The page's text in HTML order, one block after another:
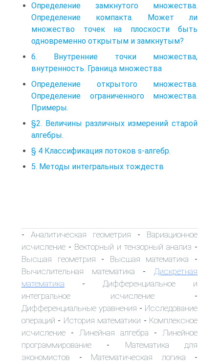
Определение замкнутого множества.
Определение компакта. Может ли
множество точек на плоскости быть
одновременно открытым и замкнутым?
6. Внутренние точки множества,
внутренность. Граница множества
Определение открытого множества.
Определение ограниченного множества.
Примеры.
§2. Величины различных измерений старой
алгебры.
§ 4 Классификация потоков s-алгебр.
5. Методы интегральных тождеств
- Аналитическая геометрия - Вариационное
исчисление - Векторный и тензорный анализ -
Высшая геометрия - Высшая математика -
Вычислительная математика -Дискретная
математика - Дифференциальное и
интегральное исчисление -
Дифференциальные уравнения - Исследование
операций - История математики - Комплексное
исчисление - Линейная алгебра - Линейное
программирование - Математика для
экономистов - Математическая логика -